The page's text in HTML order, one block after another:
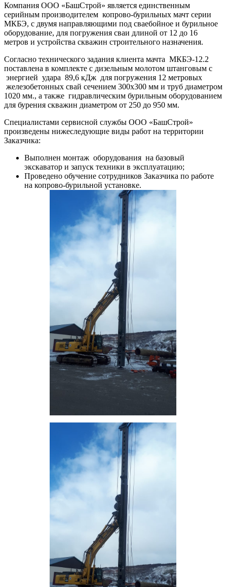
Компания ООО «БашСтрой» является единственным
серийным производителем копрово-бурильных мачт серии
МКБЭ, с двумя направляющими под сваебойное и бурильное
оборудование, для погружения сваи длиной от 12 до 16
метров и устройства скважин строительного назначения.
Согласно технического задания клиента мачта МКБЭ-12.2
поставлена в комплекте с дизельным молотом штанговым с
энергией удара 89,6 кДж для погружения 12 метровых
железобетонных свай сечением 300х300 мм и труб диаметром
1020 мм., а также гидравлическим бурильным оборудованием
для бурения скважин диаметром от 250 до 950 мм.
Специалистами сервисной службы ООО «БашСтрой»
произведены нижеследующие виды работ на территории
Заказчика:
Выполнен монтаж оборудования на базовый
экскаватор и запуск техники в эксплуатацию;
Проведено обучение сотрудников Заказчика по работе
на копрово-бурильной установке.